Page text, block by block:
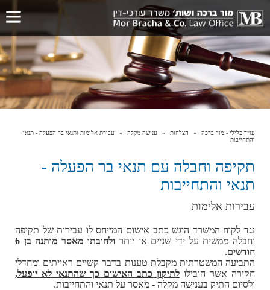
עו"ד פלילי - מור ברכה הצלחות ענישה מקלה
עבירת אלימות ותנאי בר הפעלה - תנאי
והתחייבות
תקיפה וחבלה עם תנאי בר הפעלה -
תנאי והתחייבות
עבירות אלימות
נגד לקוח המשרד הוגש כתב אישום המייחס לו עבירות של תקיפה
וחבלה ממשית על ידי שניים או יותר
ולחובתו מאסר מותנה בן 6
חודשים.
התביעה המשטרתית מקבלת טענות בדבר קשיים ראייתים ומחדלי
חקירה אשר הובילו לתיקון כתב האישום כך שהתנאי לא יופעל,
ולסיום התיק בענישה מקלה - מאסר על תנאי והתחייבות.